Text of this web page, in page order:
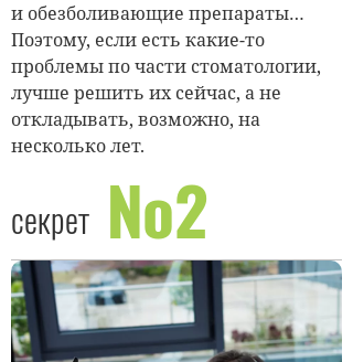
и обезболивающие препараты…
Поэтому, если есть какие-то
проблемы по части стоматологии,
лучше решить их сейчас, а не
откладывать, возможно, на
несколько лет.
секрет №2